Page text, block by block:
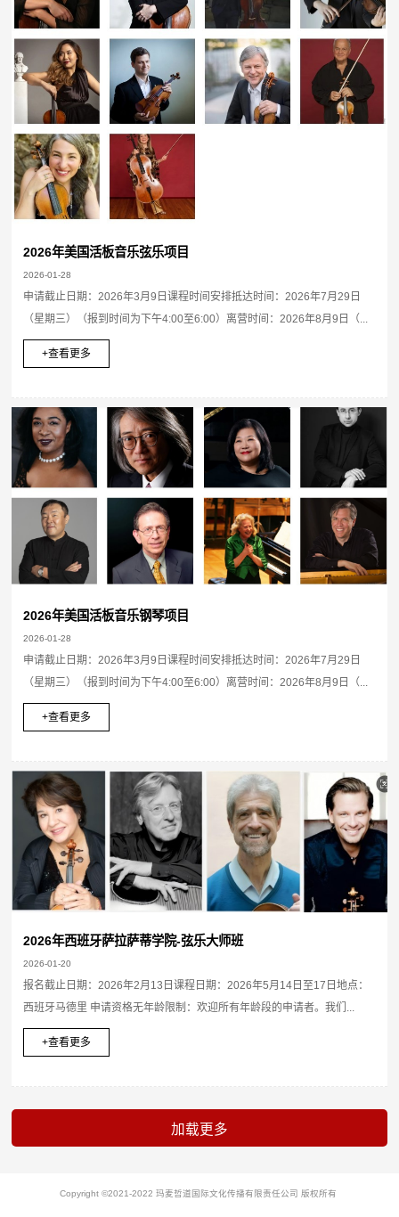
2026年美国活板音乐弦乐项目
2026-01-28
申请截止日期：2026年3月9日课程时间安排抵达时间：2026年7月29日
（星期三）（报到时间为下午4:00至6:00）离营时间：2026年8月9日（...
+查看更多
2026年美国活板音乐钢琴项目
2026-01-28
申请截止日期：2026年3月9日课程时间安排抵达时间：2026年7月29日
（星期三）（报到时间为下午4:00至6:00）离营时间：2026年8月9日（...
+查看更多
2026年西班牙萨拉萨蒂学院-弦乐大师班
2026-01-20
报名截止日期：2026年2月13日课程日期：2026年5月14日至17日地点：
西班牙马德里 申请资格无年龄限制：欢迎所有年龄段的申请者。我们...
+查看更多
Copyright ©2021-2022 玛麦哲道国际文化传播有限责任公司 版权所有